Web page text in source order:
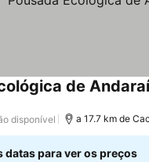
de Andaraí
disponível a 17.7 km de
datas para ver os preços